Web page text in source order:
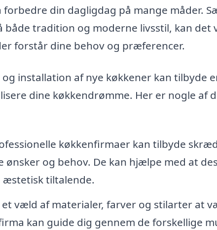
din dagligdag på mange måder.
både tradition og moderne livsstil, kan
forstår dine behov og præferencer.
installation af nye køkkener kan tilbyde
dine køkkendrømme. Her er nogle af
køkkenfirmaer kan tilbyde
ønsker og behov. De kan hjælpe med at
tiltalende.
et væld af materialer, farver og stilarter at
kan guide dig gennem de forskellige